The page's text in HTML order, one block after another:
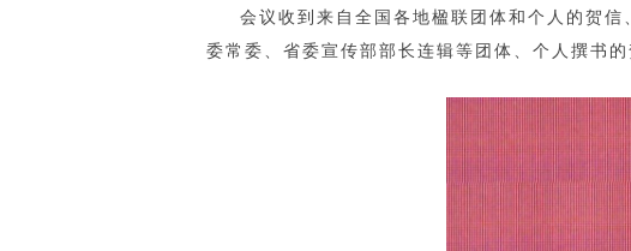
会议收到来自全国各地楹联团体和个人的贺
委常委、省委宣传部部长连辑等团体、个人撰书的